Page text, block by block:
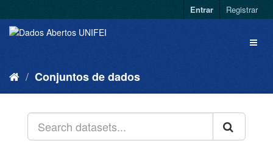
Entrar Registrar
Conjuntos de dados